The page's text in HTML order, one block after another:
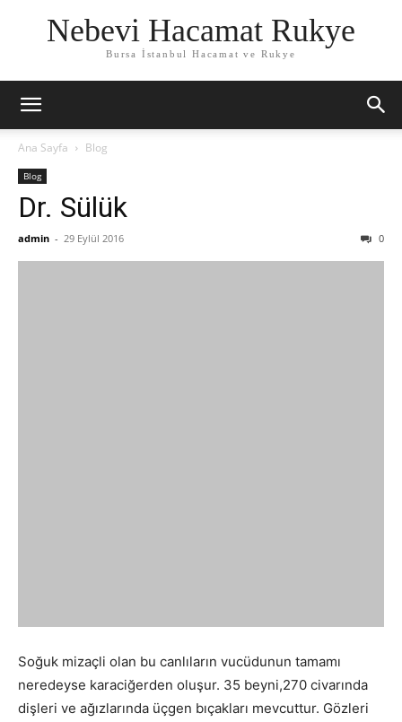
Nebevi Hacamat Rukye
Bursa İstanbul Hacamat ve Rukye
Ana Sayfa Blog
Blog
Dr. Sülük
admin - 29 Eylül 2016 0
Soğuk mizaçli olan bu canlıların vucüdunun tamamı
neredeyse karaciğerden oluşur. 35 beyni,270 civarında
dişleri ve ağızlarında üçgen bıçakları mevcuttur. Gözleri